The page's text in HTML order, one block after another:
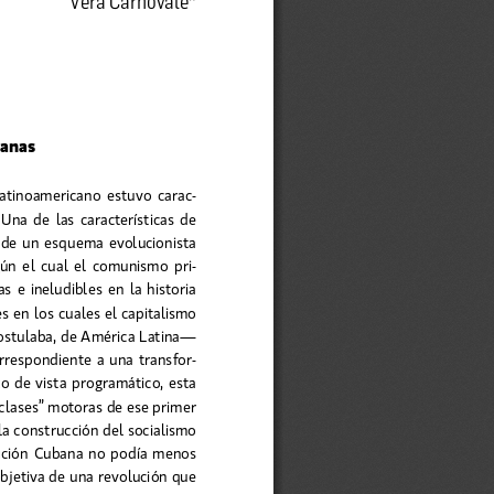
estuvo  carac-
de  las  características  de
un  esquema  evolucionista
el  cual  el  comunismo  pri-
e  ineludibles  en  la  historia
en los cuales el capitalismo
de América Latina—
a una transfor-
de vista programático, esta
motoras de ese primer
construcción del socialismo
Cubana no podía menos
de una revolución que